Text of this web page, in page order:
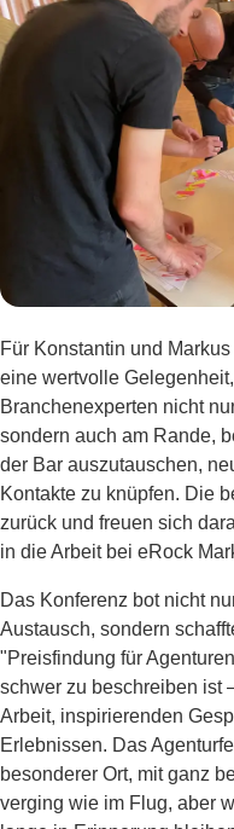
Für Konstantin und
eine wertvolle
Branchenexperten nicht
sondern auch am Rande,
der Bar auszutauschen,
Kontakte zu knüpfen. Die
zurück und freuen sich
in die Arbeit bei eRock
Das Konferenz bot nicht
Austausch, sondern
"Preisfindung für
schwer zu beschreiben ist
Arbeit, inspirierenden
Erlebnissen. Das
besonderer Ort, mit ganz
verging wie im Flug, aber